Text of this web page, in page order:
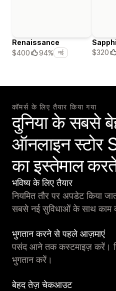
Renaissance
$400
94% नई
$320
कॉमर्स के लिए तैयार किया गया
दुनिया के सबसे
ऑनलाइन स्टोर
का इस्तेमाल
भविष्य के लिए तैयार
नियमित तौर पर अपडेट किया
सबसे नई सुविधाओं के साथ काम
भुगतान करने से पहले आज़माएं
पसंद आने तक कस्टमाइज़ करें।
भुगतान करें।
बेहद तेज़ चेकआउट